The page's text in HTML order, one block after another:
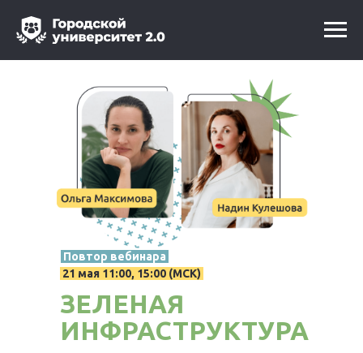
Повтор вебинара
21 мая 11:00, 15:00 (МСК)
ЗЕЛЕНАЯ
ИНФРАСТРУКТУРА